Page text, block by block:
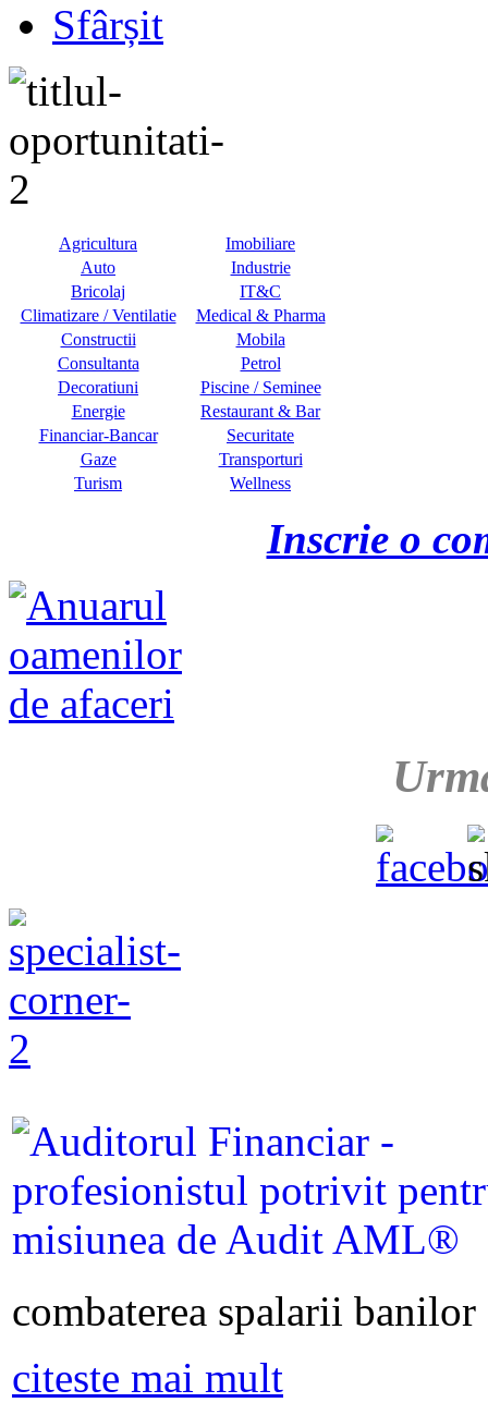
Sfârșit
Agricultura
Imobiliare
Auto
Industrie
Bricolaj
IT&C
Climatizare / Ventilatie
Medical & Pharma
Constructii
Mobila
Consultanta
Petrol
Decoratiuni
Piscine / Seminee
Energie
Restaurant & Bar
Financiar-Bancar
Securitate
Gaze
Transporturi
Turism
Wellness
Inscrie o
combaterea spalarii
citeste mai mult